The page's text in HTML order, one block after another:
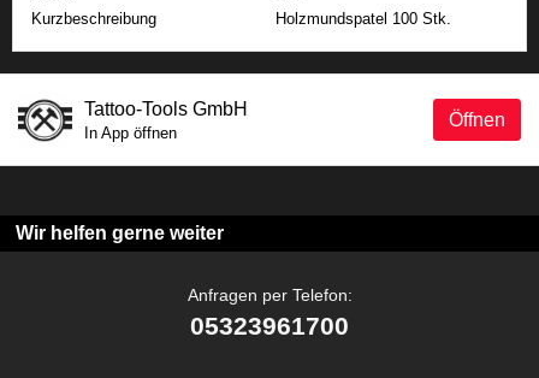
Kurzbeschreibung
Holzmundspatel 100 Stk.
Öffnen
Tattoo-Tools GmbH
In App öffnen
Wir helfen gerne weiter
Anfragen per Telefon:
05323961700